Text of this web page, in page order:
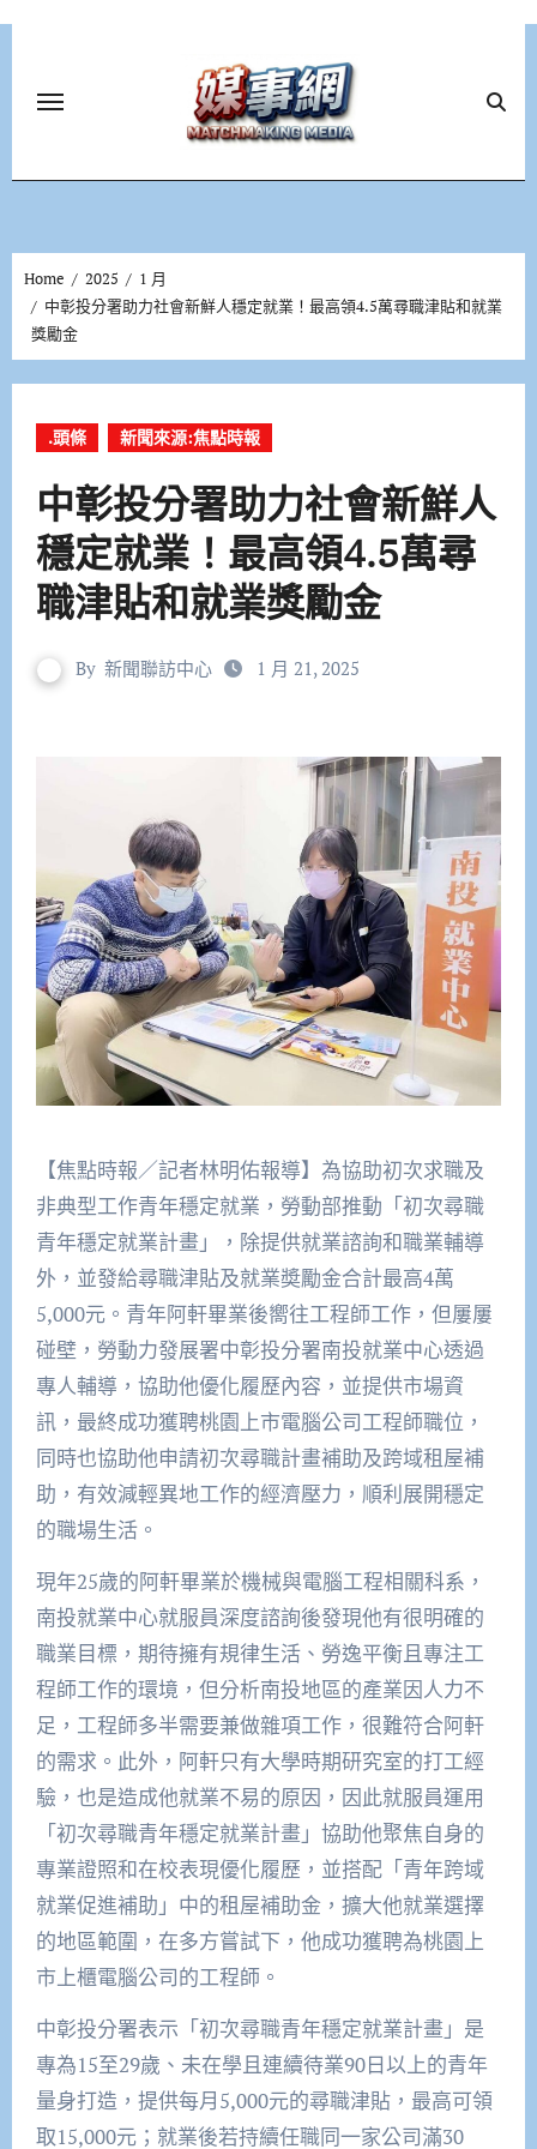
Home 2025
1 月
中彰投分署助力社會新鮮人穩定就業！最高領4.5萬尋職津貼和就業
獎勵金
.頭條 新聞來源:焦點時報
中彰投分署助力社會新鮮人
穩定就業！最高領4.5萬尋
職津貼和就業獎勵金
By 新聞聯訪中心 1 月 21, 2025
【焦點時報／記者林明佑報導】為協助初次求職及
非典型工作青年穩定就業，勞動部推動「初次尋職
青年穩定就業計畫」，除提供就業諮詢和職業輔導
外，並發給尋職津貼及就業奬勵金合計最高4萬
5,000元。青年阿軒畢業後嚮往工程師工作，但屢屢
碰壁，勞動力發展署中彰投分署南投就業中心透過
專人輔導，協助他優化履歷內容，並提供市場資
訊，最終成功獲聘桃園上市電腦公司工程師職位，
同時也協助他申請初次尋職計畫補助及跨域租屋補
助，有效減輕異地工作的經濟壓力，順利展開穩定
的職場生活。
現年25歲的阿軒畢業於機械與電腦工程相關科系，
南投就業中心就服員深度諮詢後發現他有很明確的
職業目標，期待擁有規律生活、勞逸平衡且專注工
程師工作的環境，但分析南投地區的產業因人力不
足，工程師多半需要兼做雜項工作，很難符合阿軒
的需求。此外，阿軒只有大學時期研究室的打工經
驗，也是造成他就業不易的原因，因此就服員運用
「初次尋職青年穩定就業計畫」協助他聚焦自身的
專業證照和在校表現優化履歷，並搭配「青年跨域
就業促進補助」中的租屋補助金，擴大他就業選擇
的地區範圍，在多方嘗試下，他成功獲聘為桃園上
市上櫃電腦公司的工程師。
中彰投分署表示「初次尋職青年穩定就業計畫」是
專為15至29歲、未在學且連續待業90日以上的青年
量身打造，提供每月5,000元的尋職津貼，最高可領
取15,000元；就業後若持續任職同一家公司滿30